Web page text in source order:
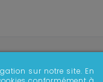
sur notre site. En